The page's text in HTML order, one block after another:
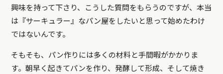
興味を持って下さり、こうした質問をもらうのですが、本当
は『サーキュラー』なパン屋をしたいと思って始めたわけ
ではないんです。
そもそも、パン作りには多くの材料と手間暇がかかりま
す。朝早く起きてパンを作り、発酵して形成、そして焼き